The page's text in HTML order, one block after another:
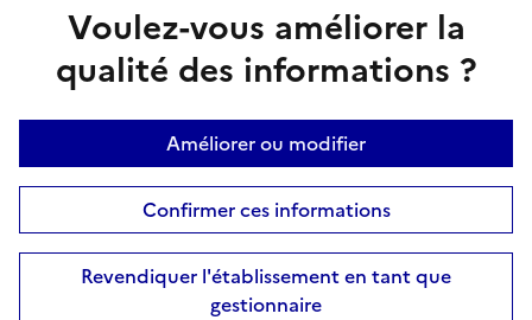
Voulez-vous améliorer la
qualité des informations ?
Améliorer ou modifier
Confirmer ces informations
Revendiquer l'établissement en tant que
gestionnaire